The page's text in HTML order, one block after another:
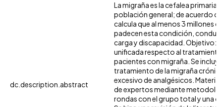
dc.description.abstract
La migraña es la cefalea primaria
población general; de acuerdo
calcula que al menos 3 millones
padecen esta condición,
carga y discapacidad. Objetivo:
unificada respecto al
pacientes con migraña. Se
tratamiento de la migraña
excesivo de analgésicos.
de expertos mediante
rondas con el grupo total y una